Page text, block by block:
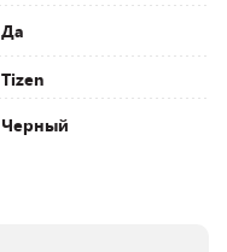
Да
Tizen
Черный